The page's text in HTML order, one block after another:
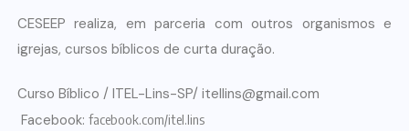
CESEEP realiza, em parceria com outros organismos e
igrejas, cursos bíblicos de curta duração.
Curso Bíblico / ITEL-Lins-SP/ itellins@gmail.com
Facebook: facebook.com/itel.lins